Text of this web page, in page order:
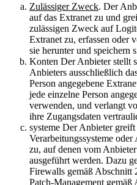
Zulässiger Zweck. Der
auf das Extranet zu und
zulässigen Zweck auf
Extranet zu, erfassen oder
sie herunter und speichern
Konten Der Anbieter stellt
Anbieters ausschließlich
Person angegebene
jede einzelne Person
verwenden, und verlangt
ihre Zugangsdaten
systeme Der Anbieter
Verarbeitungssysteme
zu, auf denen vom
ausgeführt werden. Dazu
Firewalls gemäß
Patch-Management